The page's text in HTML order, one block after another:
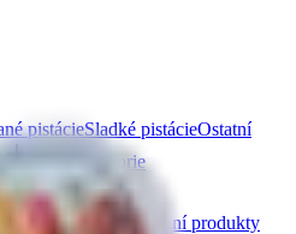
pistácieSladké pistácieOstatní
Další kategorie
Sladké kešu
Ostatní produkty